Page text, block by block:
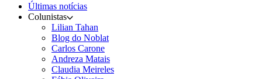
Últimas notícias
Colunistas
Lilian Tahan
Blog do Noblat
Carlos Carone
Andreza Matais
Claudia Meireles